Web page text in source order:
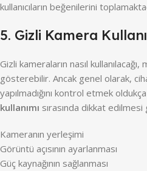
kullanıcıların beğenilerini
5. Gizli Kamera
Gizli kameraların nasıl
gösterebilir. Ancak genel olarak,
yapılmadığını kontrol etmek
kullanımı sırasında dikkat
Kameranın yerleşimi
Görüntü açısının ayarlanması
Güç kaynağının sağlanması